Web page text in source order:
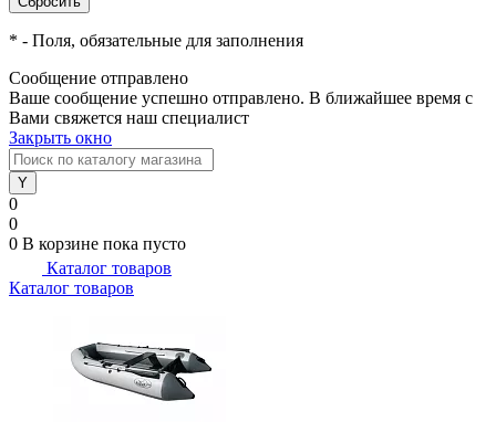
* - Поля, обязательные для заполнения
Сообщение отправлено
Ваше сообщение успешно отправлено. В ближайшее время с
Вами свяжется наш специалист
Закрыть окно
0
0
0 В корзине пока пусто
Каталог товаров
Каталог товаров